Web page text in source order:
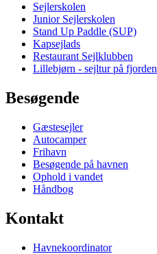
Sejlerskolen
Junior Sejlerskolen
Stand Up Paddle (SUP)
Kapsejlads
Restaurant Sejlklubben
Lillebjørn - sejltur på fjorden
Besøgende
Gæstesejler
Autocamper
Frihavn
Besøgende på havnen
Ophold i vandet
Håndbog
Kontakt
Havnekoordinator